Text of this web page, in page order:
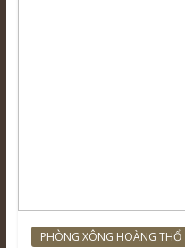
PHÒNG XÔNG HOÀNG THỔ